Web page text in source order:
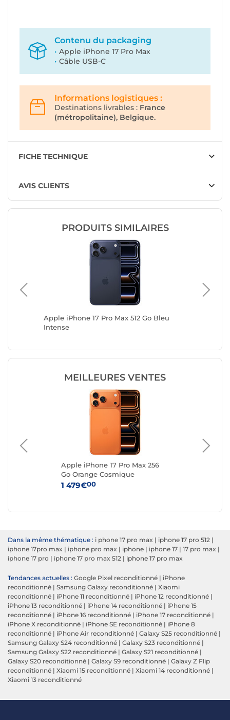
Contenu du packaging
Apple iPhone 17 Pro Max
Câble USB-C
Informations logistiques :
Destinations livrables : France
(métropolitaine), Belgique.
FICHE TECHNIQUE
AVIS CLIENTS
PRODUITS SIMILAIRES
Apple iPhone 17 Pro Max 512 Go Bleu
Intense
MEILLEURES VENTES
Apple iPhone 17 Pro Max 256
Go Orange Cosmique
1 479€00
Dans la même thématique : i phone 17 pro max | iphone 17 pro 512 |
iphone 17pro max | iphone pro max | iphone | iphone 17 | 17 pro max |
iphone 17 pro | iphone 17 pro max 512 | iphone 17 pro max
Tendances actuelles : Google Pixel reconditionné | iPhone
reconditionné | Samsung Galaxy reconditionné | Xiaomi
reconditionné | iPhone 11 reconditionné | iPhone 12 reconditionné |
iPhone 13 reconditionné | iPhone 14 reconditionné | iPhone 15
reconditionné | iPhone 16 reconditionné | iPhone 17 reconditionné |
iPhone X reconditionné | iPhone SE reconditionné | iPhone 8
reconditionné | iPhone Air reconditionné | Galaxy S25 reconditionné |
Samsung Galaxy S24 reconditionné | Galaxy S23 reconditionné |
Samsung Galaxy S22 reconditionné | Galaxy S21 reconditionné |
Galaxy S20 reconditionné | Galaxy S9 reconditionné | Galaxy Z Flip
reconditionné | Xiaomi 15 reconditionné | Xiaomi 14 reconditionné |
Xiaomi 13 reconditionné